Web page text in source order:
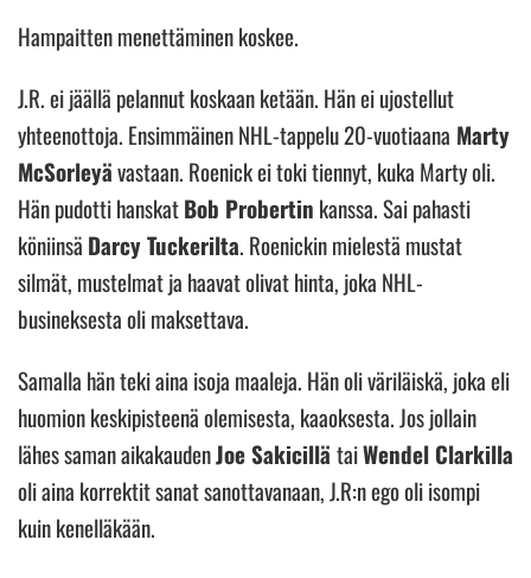
Hampaitten menettäminen koskee.
J.R. ei jäällä pelannut koskaan ketään. Hän ei ujostellut
yhteenottoja. Ensimmäinen NHL-tappelu 20-vuotiaana Marty
McSorleyävastaan. Roenick ei toki tiennyt, kuka Marty oli.
Hän pudotti hanskatBob Probertin kanssa. Sai pahasti
köniinsä Darcy Tuckerilta. Roenickin mielestä mustat
silmät, mustelmat ja haavat olivat hinta, joka NHL-
busineksesta oli maksettava.
Samalla hän teki aina isoja maaleja. Hän oli väriläiskä, joka eli
huomion keskipisteenä olemisesta, kaaoksesta. Jos jollain
lähes saman aikakaudenJoe Sakicillä taiWendel Clarkilla
oli aina korrektit sanat sanottavanaan, J.R:n ego oli isompi
kuin kenelläkään.